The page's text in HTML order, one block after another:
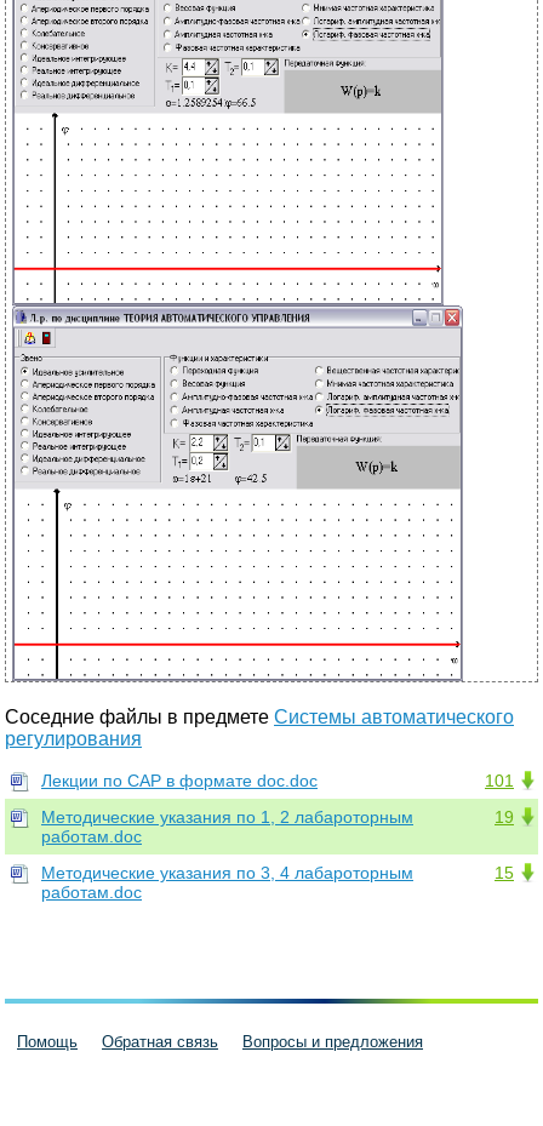
Соседние файлы в предмете Системы автоматического
регулирования
101
Лекции по САР в формате doc.doc
19
Методические указания по 1, 2 лабароторным
работам.doc
15
Методические указания по 3, 4 лабароторным
работам.doc
Помощь Обратная связь Вопросы и предложения